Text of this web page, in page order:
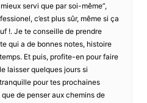
servi que par soi-même”,
c’est plus sûr, même si ça
!. Je te conseille de prendre
qui a de bonnes notes, histoire
Et puis, profite-en pour faire
laisser quelques jours si
pour tes prochaines
de penser aux chemins de